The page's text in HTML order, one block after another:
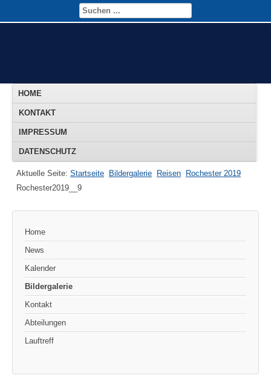
HOME
KONTAKT
IMPRESSUM
DATENSCHUTZ
Aktuelle Seite: Startseite Bildergalerie Reisen
Rochester 2019
Rochester2019__9
Home
News
Kalender
Bildergalerie
Kontakt
Abteilungen
Lauftreff